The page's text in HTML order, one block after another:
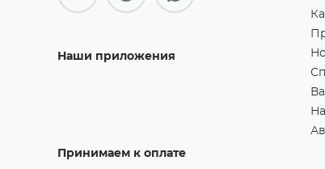
Наши приложения
Принимаем к оплате